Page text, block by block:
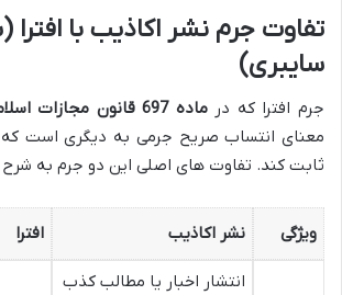
تفاوت جرم نشر اکاذیب با
سایبری)
جرم افترا که درماده 697 قانون مجازات اسلامی
معنای انتساب صریح جرمی به دیگری است
ثابت کند. تفاوت های اصلی این دو جرم به
ویژگی نشر اکاذیب افترا
انتشار اخبار یا مطالب کذب